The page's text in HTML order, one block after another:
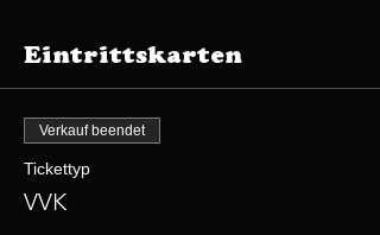
Eintrittskarten
Verkauf beendet
Tickettyp
VVK